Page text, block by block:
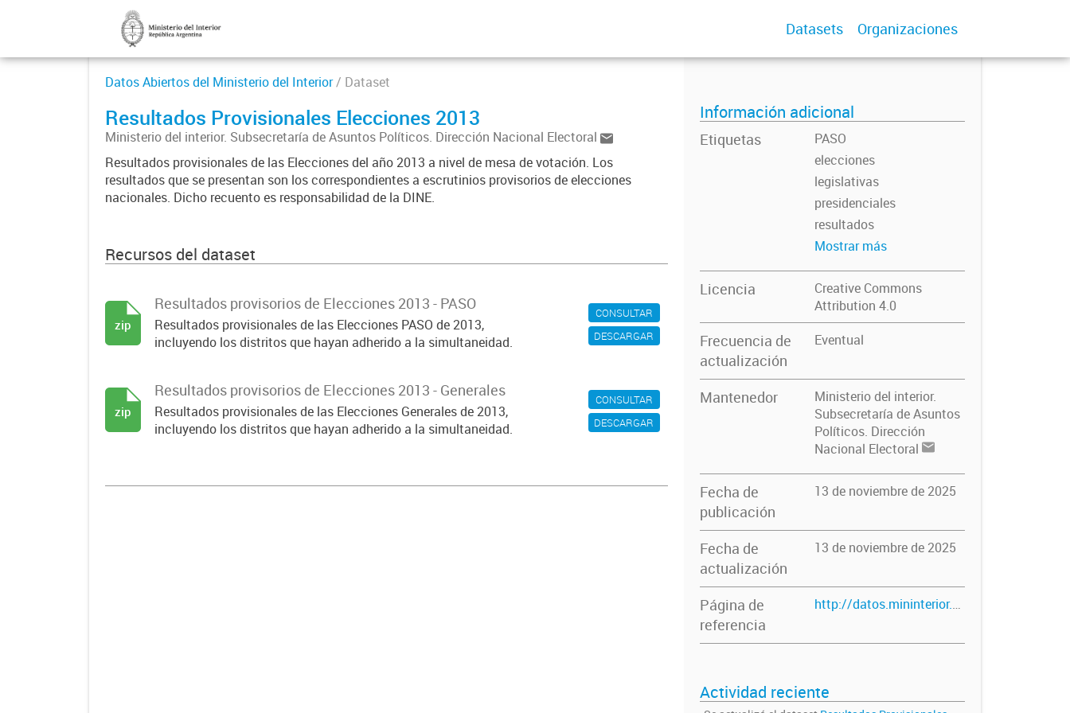
Datasets Organizaciones
Datos Abiertos del Ministerio del Interior/ Dataset
Resultados Provisionales Elecciones 2013
Ministerio del interior. Subsecretaría de Asuntos Políticos. Dirección Nacional Electoral
Resultados provisionales de las Elecciones del año 2013 a nivel de mesa de votación. Los
resultados que se presentan son los correspondientes a escrutinios provisorios de elecciones
nacionales. Dicho recuento es responsabilidad de la DINE.
Recursos del dataset
CONSULTAR
DESCARGAR
Resultados provisorios de Elecciones 2013 - PASO
Resultados provisionales de las Elecciones PASO de 2013,
incluyendo los distritos que hayan adherido a la simultaneidad.
zip
CONSULTAR
DESCARGAR
Resultados provisorios de Elecciones 2013 - Generales
Resultados provisionales de las Elecciones Generales de 2013,
incluyendo los distritos que hayan adherido a la simultaneidad.
zip
Información adicional
Etiquetas
PASO
elecciones
legislativas
presidenciales
resultados
Mostrar más
Licencia
Creative Commons
Attribution 4.0
Frecuencia de
actualización
Eventual
Mantenedor
Ministerio del interior.
Subsecretaría de Asuntos
Políticos. Dirección
Nacional Electoral
Fecha de
publicación
13 de noviembre de 2025
Fecha de
actualización
13 de noviembre de 2025
Página de
referencia
http://datos.mininterior.gob.ar/dataset/resultados-provisionales-elecciones-2013
Actividad reciente